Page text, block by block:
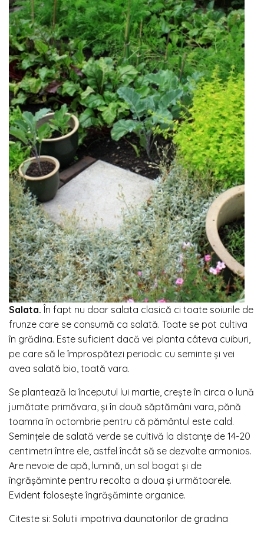
Salata. În fapt nu doar salata clasică ci toate soiurile de
frunze care se consumă ca salată. Toate se pot cultiva
în grădina. Este suficient dacă vei planta câteva cuiburi,
pe care să le împrospătezi periodic cu seminte și vei
avea salată bio, toată vara.
Se plantează la începutul lui martie, crește în circa o lună
jumătate primăvara, și în două săptămâni vara, pănă
toamna în octombrie pentru că pământul este cald.
Semințele de salată verde se cultivă la distanțe de 14-20
centimetri între ele, astfel încât să se dezvolte armonios.
Are nevoie de apă, lumină, un sol bogat și de
îngrășăminte pentru recolta a doua și următoarele.
Evident folosește îngrășăminte organice.
Citeste si: Solutii impotriva daunatorilor de gradina